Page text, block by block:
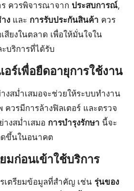
ควรพิจารณาจาก ประสบการณ์,
ง และ การรับประกันสินค้า ควร
สียงในตลาด เพื่อให้มั่นใจใน
บริการที่ได้รับ
ร์เพื่อยืดอายุการใช้งาน
งสม่ำเสมอจะช่วยให้ระบบทำงาน
ควรมีการล้างฟิลเตอร์ และตรวจ
งสม่ำเสมอ การบำรุงรักษา นี้จะ
ขึ้นในอนาคต
มก่อนเข้าใช้บริการ
เตรียมข้อมูลที่สำคัญ เช่น รุ่นของ